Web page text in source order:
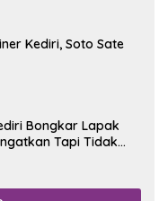
Kediri, Soto Sate
Bongkar Lapak
Tapi Tidak